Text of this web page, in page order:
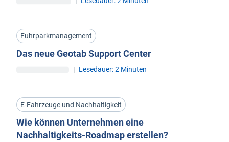
Fuhrparkmanagement
Das neue Geotab Support Center
| Lesedauer: 2 Minuten
E-Fahrzeuge und Nachhaltigkeit
Wie können Unternehmen eine
Nachhaltigkeits-Roadmap erstellen?